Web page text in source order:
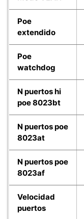
Poe
extendido
Poe
watchdog
N puertos hi
poe 8023bt
N puertos poe
8023at
N puertos poe
8023af
Velocidad
puertos